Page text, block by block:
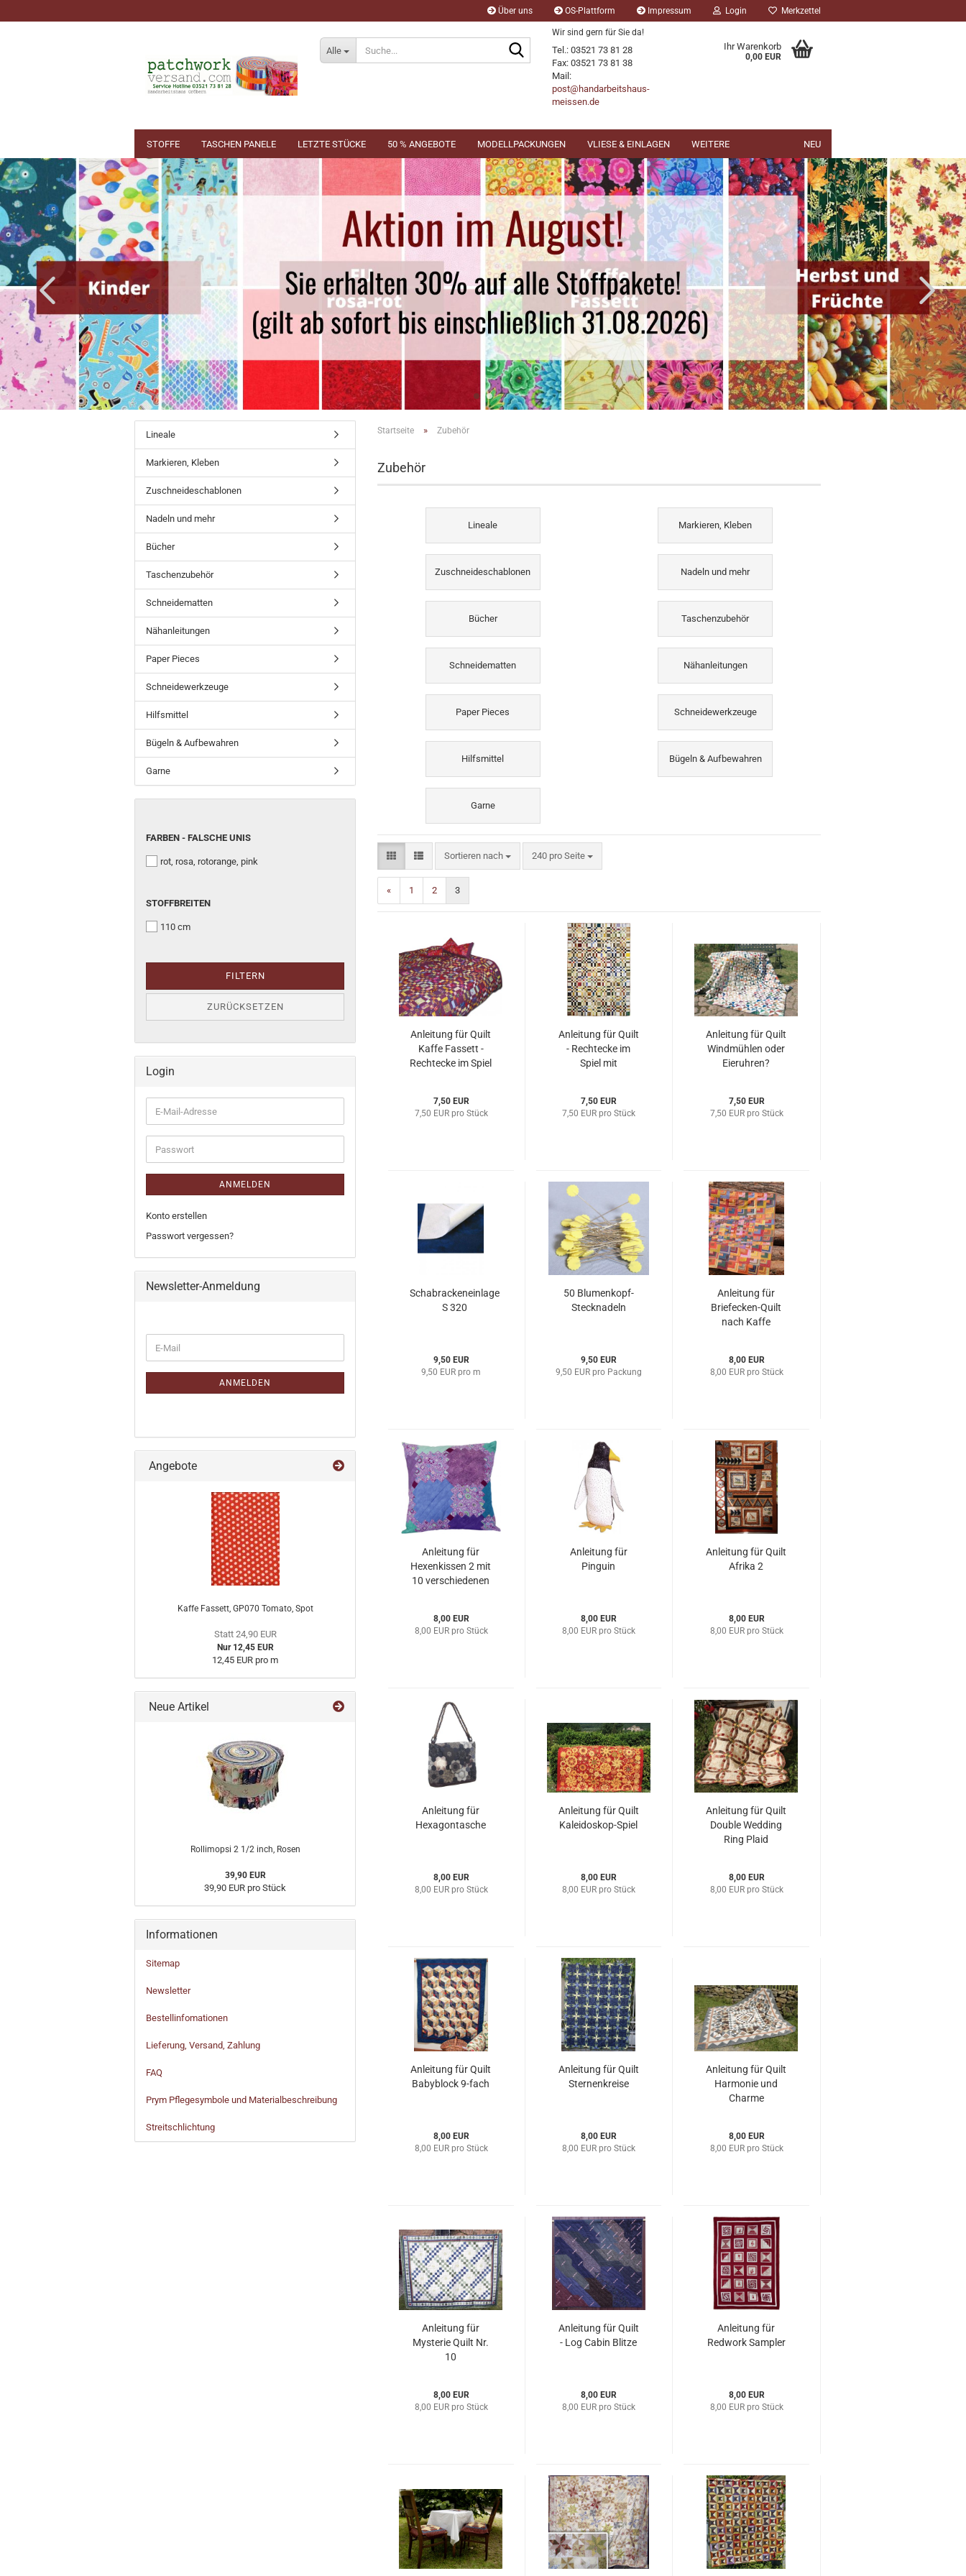
Über uns OS-Plattform Impressum Login Merkzettel
Alle
Wir sind gern für Sie da!
Tel.: 03521 73 81 28
Fax: 03521 73 81 38
Mail:
post@handarbeitshaus-
meissen.de
Ihr Warenkorb
0,00 EUR
STOFFE TASCHEN PANELE LETZTE STÜCKE 50 % ANGEBOTE MODELLPACKUNGEN VLIESE & EINLAGEN NEU
WEITERE
Startseite » Zubehör
Zubehör
Lineale Markieren, Kleben
Zuschneideschablonen Nadeln und mehr
Bücher Taschenzubehör
Schneidematten Nähanleitungen
Paper Pieces Schneidewerkzeuge
Hilfsmittel Bügeln & Aufbewahren
Garne
Sortieren nach
Sortieren nach 240 pro Seite
pro Seite
« 1 2 3
Anleitung für Quilt
Kaffe Fassett -
Rechtecke im Spiel
7,50 EUR
7,50 EUR pro Stück
Anleitung für Quilt
- Rechtecke im
Spiel mit
7,50 EUR
7,50 EUR pro Stück
Anleitung für Quilt
Windmühlen oder
Eieruhren?
7,50 EUR
7,50 EUR pro Stück
Schabrackeneinlage
S 320
9,50 EUR
9,50 EUR pro m
50 Blumenkopf-
Stecknadeln
9,50 EUR
9,50 EUR pro Packung
Anleitung für
Briefecken-Quilt
nach Kaffe
8,00 EUR
8,00 EUR pro Stück
Anleitung für
Hexenkissen 2 mit
10 verschiedenen
8,00 EUR
8,00 EUR pro Stück
Anleitung für
Pinguin
8,00 EUR
8,00 EUR pro Stück
Anleitung für Quilt
Afrika 2
8,00 EUR
8,00 EUR pro Stück
Anleitung für
Hexagontasche
8,00 EUR
8,00 EUR pro Stück
Anleitung für Quilt
Kaleidoskop-Spiel
8,00 EUR
8,00 EUR pro Stück
Anleitung für Quilt
Double Wedding
Ring Plaid
8,00 EUR
8,00 EUR pro Stück
Anleitung für Quilt
Babyblock 9-fach
8,00 EUR
8,00 EUR pro Stück
Anleitung für Quilt
Sternenkreise
8,00 EUR
8,00 EUR pro Stück
Anleitung für Quilt
Harmonie und
Charme
8,00 EUR
8,00 EUR pro Stück
Anleitung für
Mysterie Quilt Nr.
10
8,00 EUR
8,00 EUR pro Stück
Anleitung für Quilt
- Log Cabin Blitze
8,00 EUR
8,00 EUR pro Stück
Anleitung für
Redwork Sampler
8,00 EUR
8,00 EUR pro Stück
Lineale
Markieren, Kleben
Zuschneideschablonen
Nadeln und mehr
Bücher
Taschenzubehör
Schneidematten
Nähanleitungen
Paper Pieces
Schneidewerkzeuge
Hilfsmittel
Bügeln & Aufbewahren
Garne
FARBEN
FALSCHE
FARBEN - FALSCHE UNIS
rot, rosa, rotorange, pink
STOFFBREITEN
STOFFBREITEN
110 cm
FILTERN
ZURÜCKSETZEN
Login
E-
Mail-
Adresse
Passwort
ANMELDEN
Konto erstellen
Passwort vergessen?
Newsletter-Anmeldung
ZUR
E-
Mail
ANMELDEN
Angebote
Kaffe Fassett, GP070 Tomato, Spot
Statt 24,90 EUR
Nur 12,45 EUR
12,45 EUR pro m
Neue Artikel
Rollimopsi 2 1/2 inch, Rosen
39,90 EUR
39,90 EUR pro Stück
Informationen
Sitemap
Newsletter
Bestellinfomationen
Lieferung, Versand, Zahlung
FAQ
Prym Pflegesymbole und Materialbeschreibung
Streitschlichtung